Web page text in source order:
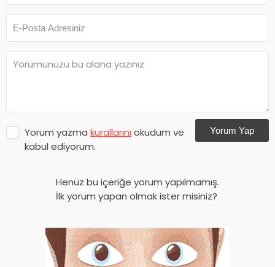
Yorum yazma kurallarını okudum ve
kabul ediyorum.
Yorum Yap
Henüz bu içeriğe yorum yapılmamış.
İlk yorum yapan olmak ister misiniz?